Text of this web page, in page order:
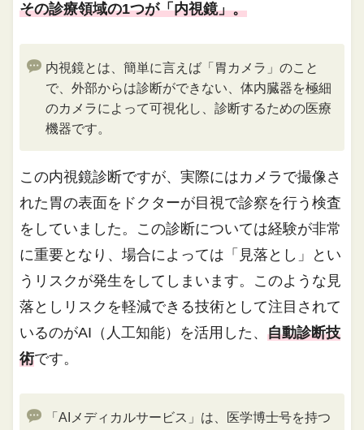
その診療領域の1つが「内視鏡」。
内視鏡とは、簡単に言えば「胃カメラ」のこと
で、外部からは診断ができない、体内臓器を極細
のカメラによって可視化し、診断するための医療
機器です。
この内視鏡診断ですが、実際にはカメラで撮像さ
れた胃の表面をドクターが目視で診察を行う検査
をしていました。この診断については経験が非常
に重要となり、場合によっては「見落とし」とい
うリスクが発生をしてしまいます。このような見
落としリスクを軽減できる技術として注目されて
いるのがAI（人工知能）を活用した、自動診断技
術です。
「AIメディカルサービス」は、医学博士号を持つ